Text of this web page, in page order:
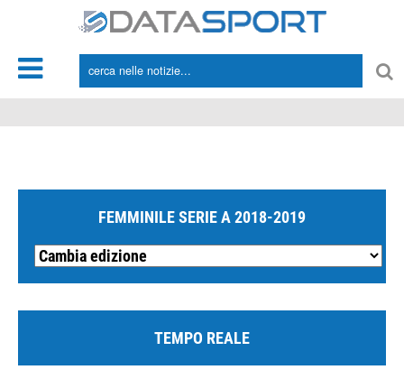
FEMMINILE SERIE A 2018-2019
TEMPO REALE